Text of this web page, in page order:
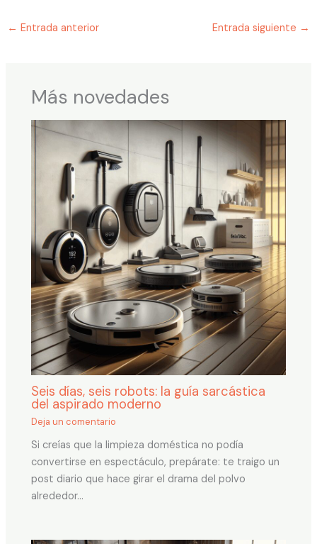
← Entrada anterior Entrada siguiente →
Más novedades
Seis días, seis robots: la guía sarcástica
del aspirado moderno
Deja un comentario
Si creías que la limpieza doméstica no podía
convertirse en espectáculo, prepárate: te traigo un
post diario que hace girar el drama del polvo
alrededor…